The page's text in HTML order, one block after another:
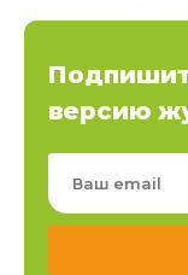
версию